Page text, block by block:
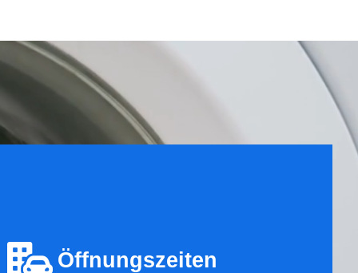
Öffnungszeiten